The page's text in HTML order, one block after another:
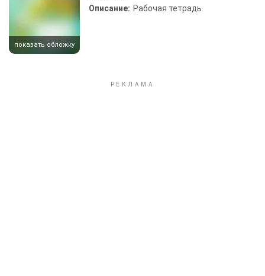
показать обложку
Описание: Рабочая тетрадь